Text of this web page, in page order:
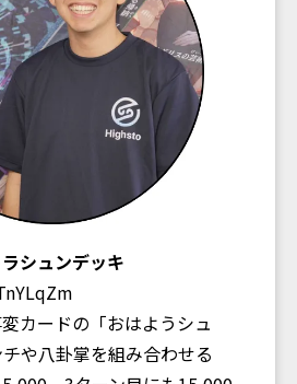
シュンデッキ
カードの「おはようシュ
や八卦掌を組み合わせる